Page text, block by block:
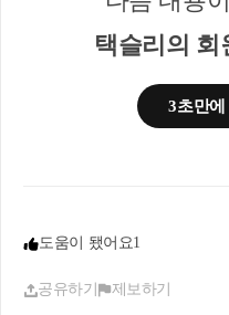
택슬리의 회
3초만
도움이 됐어요1
공유하기 제보하기